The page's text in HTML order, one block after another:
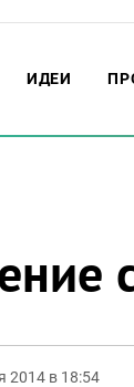
ИДЕИ
2014 в 18:54